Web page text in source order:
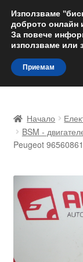
Skip
to
navigation
Skip
to
content
Доставка по
За нас
Количка
Начало
BSM -
Peugeot
Използваме
доброто онлайн
За повече
използваме или
Приемам